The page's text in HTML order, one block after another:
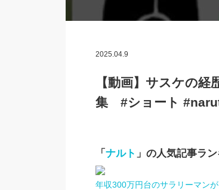
2025.04.9
【動画】サスケの
集 #ショート
「 ナルト 」の人気記事ラ
年収300万円台のサラリーマン